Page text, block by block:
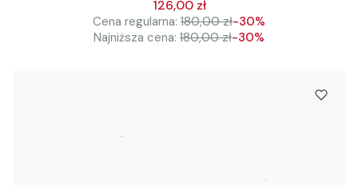
126,00 zł
Cena regularna: 180,00 zł-30%
Najniższa cena: 180,00 zł-30%